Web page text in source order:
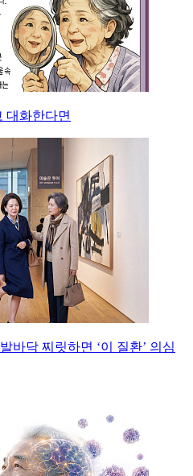
대화한다면
바닥 찌릿하면 ‘이 질환’ 의심